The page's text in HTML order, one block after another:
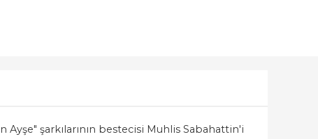
şarkılarının bestecisi Muhlis Sabahattin'i